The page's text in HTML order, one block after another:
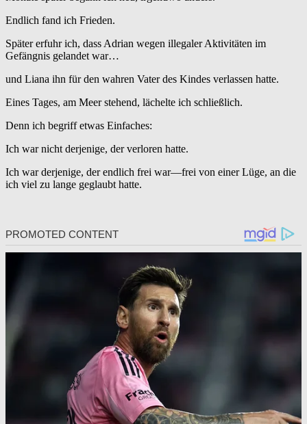
Endlich fand ich Frieden.
Später erfuhr ich, dass Adrian wegen illegaler Aktivitäten im
Gefängnis gelandet war…
und Liana ihn für den wahren Vater des Kindes verlassen hatte.
Eines Tages, am Meer stehend, lächelte ich schließlich.
Denn ich begriff etwas Einfaches:
Ich war nicht derjenige, der verloren hatte.
Ich war derjenige, der endlich frei war—frei von einer Lüge, an die
ich viel zu lange geglaubt hatte.